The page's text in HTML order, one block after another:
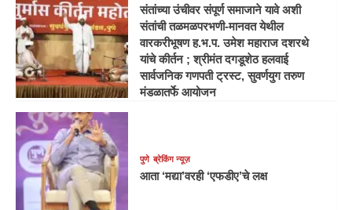
संतांच्या उंचीवर संपूर्ण समाजाने यावे अशी
संतांची तळमळपरभणी-मानवत येथील
वारकरीभूषण ह.भ.प. उमेश महाराज दशरथे
यांचे कीर्तन ; श्रीमंत दगडूशेठ हलवाई
सार्वजनिक गणपती ट्रस्ट, सुवर्णयुग तरुण
मंडळातर्फे आयोजन
पुणे ब्रेकिंग न्यूज़
आता ‘मद्या’वरही ‘एफडीए’चे लक्ष